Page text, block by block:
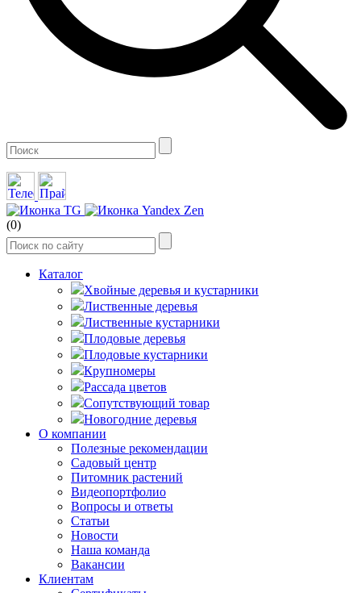
(0)
Каталог
Хвойные деревья и кустарники
Лиственные деревья
Лиственные кустарники
Плодовые деревья
Плодовые кустарники
Крупномеры
Рассада цветов
Сопутствующий товар
Новогодние деревья
О компании
Полезные рекомендации
Садовый центр
Питомник растений
Видеопортфолио
Вопросы и ответы
Статьи
Новости
Наша команда
Вакансии
Клиентам